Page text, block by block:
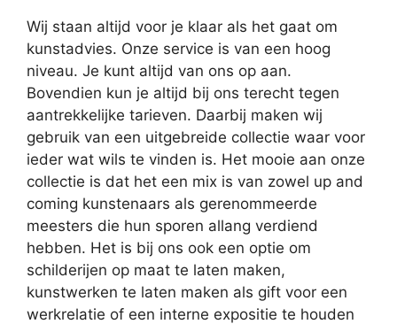
Wij staan altijd voor je klaar als het gaat om
kunstadvies. Onze service is van een hoog
niveau. Je kunt altijd van ons op aan.
Bovendien kun je altijd bij ons terecht tegen
aantrekkelijke tarieven. Daarbij maken wij
gebruik van een uitgebreide collectie waar voor
ieder wat wils te vinden is. Het mooie aan onze
collectie is dat het een mix is van zowel up and
coming kunstenaars als gerenommeerde
meesters die hun sporen allang verdiend
hebben. Het is bij ons ook een optie om
schilderijen op maat te laten maken,
kunstwerken te laten maken als gift voor een
werkrelatie of een interne expositie te houden